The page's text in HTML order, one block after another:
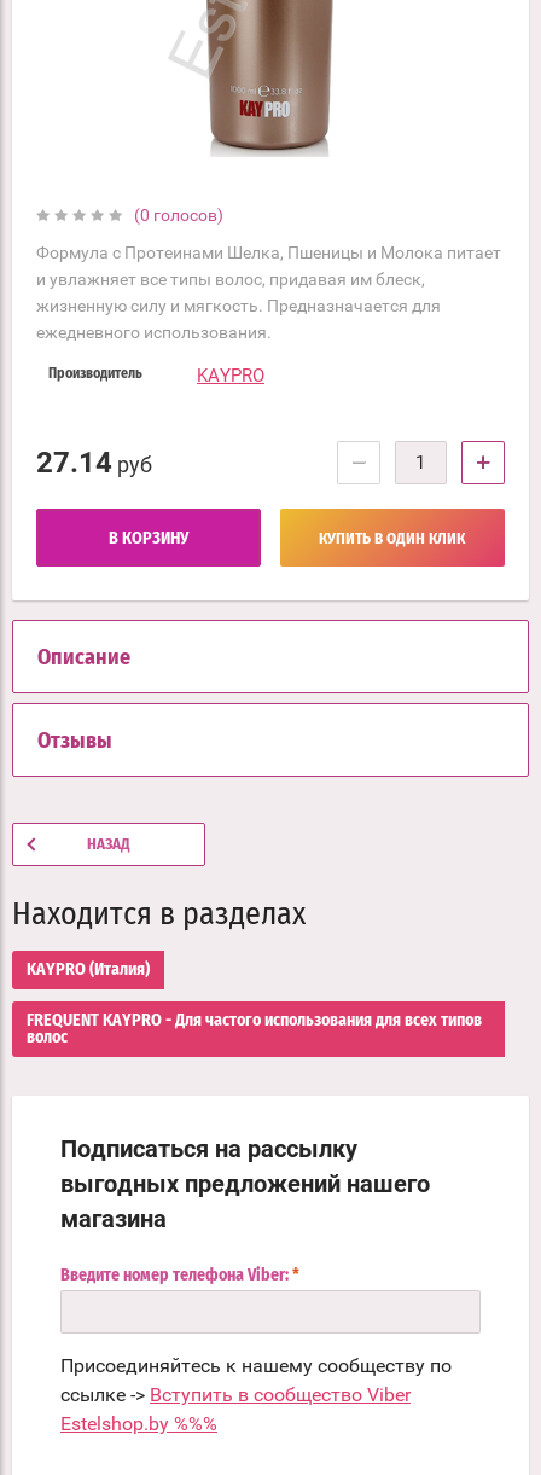
(0 голосов)
Формула с Протеинами Шелка, Пшеницы и Молока питает
и увлажняет все типы волос, придавая им блеск,
жизненную силу и мягкость. Предназначается для
ежедневного использования.
Производитель KAYPRO
27.14 руб − +
В КОРЗИНУ КУПИТЬ В ОДИН КЛИК
Описание
Отзывы
НАЗАД
Находится в разделах
KAYPRO (Италия)
FREQUENT KAYPRO - Для частого использования для всех типов
волос
Подписаться на рассылку
выгодных предложений нашего
магазина
Введите номер телефона Viber: *
Присоединяйтесь к нашему сообществу по
ссылке -> Вступить в сообщество Viber
Estelshop.by %%%